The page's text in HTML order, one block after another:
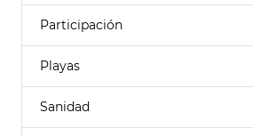
Participación
Playas
Sanidad